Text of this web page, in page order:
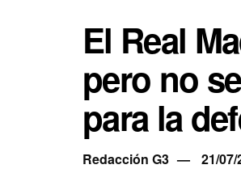
El Real
pero no
para la
Redacción G3 21/